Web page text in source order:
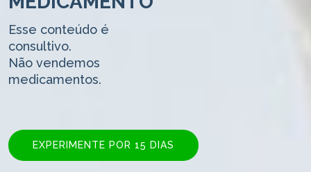
Esse conteúdo é
consultivo.
Não vendemos
medicamentos.
EXPERIMENTE POR 15 DIAS